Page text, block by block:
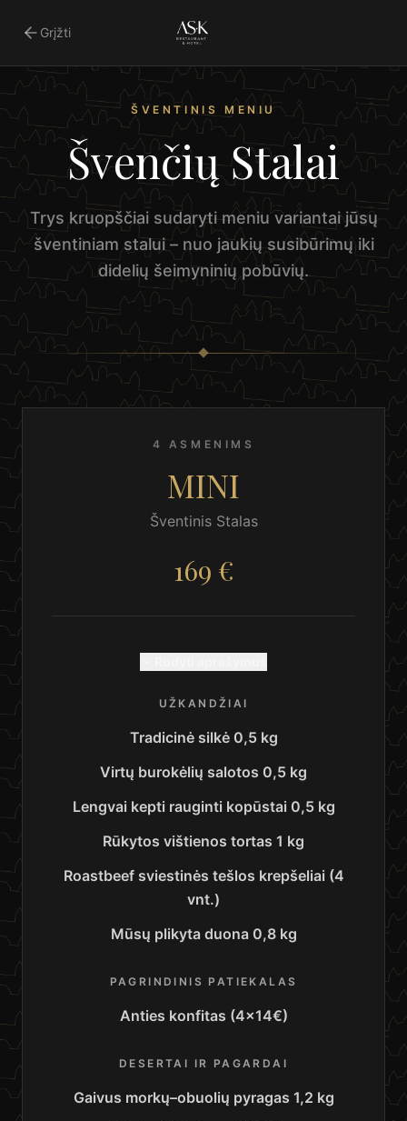
Grįžti
ŠVENTINIS MENIU
Švenčių Stalai
Trys kruopščiai sudaryti meniu variantai jūsų
šventiniam stalui – nuo jaukių susibūrimų iki
didelių šeimyninių pobūvių.
4 ASMENIMS
MINI
Šventinis Stalas
169 €
UŽKANDŽIAI
Tradicinė silkė 0,5 kg
Virtų burokėlių salotos 0,5 kg
Lengvai kepti rauginti kopūstai 0,5 kg
Rūkytos vištienos tortas 1 kg
Roastbeef sviestinės tešlos krepšeliai (4
vnt.)
Mūsų plikyta duona 0,8 kg
PAGRINDINIS PATIEKALAS
Anties konfitas (4×14€)
DESERTAI IR PAGARDAI
Gaivus morkų–obuolių pyragas 1,2 kg